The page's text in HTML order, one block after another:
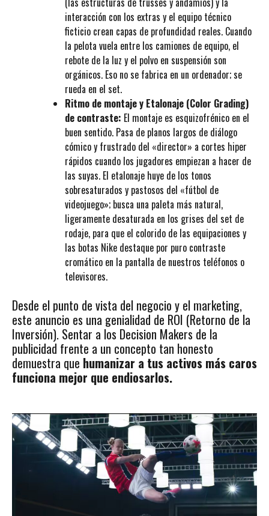
interacción con los extras y el equipo técnico
ficticio crean capas de profundidad reales. Cuando
la pelota vuela entre los camiones de equipo, el
rebote de la luz y el polvo en suspensión son
orgánicos. Eso no se fabrica en un ordenador; se
rueda en el set.
Ritmo de montaje y Etalonaje (Color Grading)
de contraste: El montaje es esquizofrénico en el
buen sentido. Pasa de planos largos de diálogo
cómico y frustrado del «director» a cortes hiper
rápidos cuando los jugadores empiezan a hacer de
las suyas. El etalonaje huye de los tonos
sobresaturados y pastosos del «fútbol de
videojuego»; busca una paleta más natural,
ligeramente desaturada en los grises del set de
rodaje, para que el colorido de las equipaciones y
las botas Nike destaque por puro contraste
cromático en la pantalla de nuestros teléfonos o
televisores.
Desde el punto de vista del negocio y el marketing,
este anuncio es una genialidad de ROI (Retorno de la
Inversión). Sentar a los Decision Makers de la
publicidad frente a un concepto tan honesto
demuestra que humanizar a tus activos más caros
funciona mejor que endiosarlos.